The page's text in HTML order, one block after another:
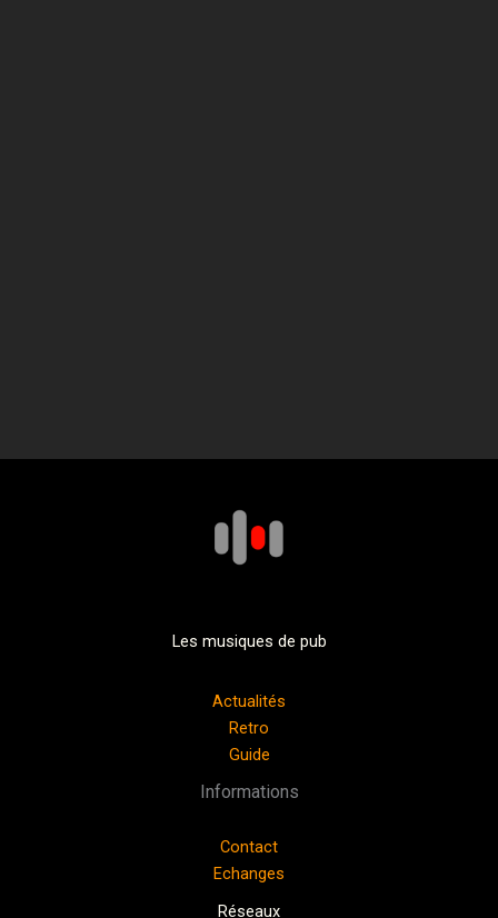
Les musiques de pub
Actualités
Retro
Guide
Informations
Contact
Echanges
Réseaux